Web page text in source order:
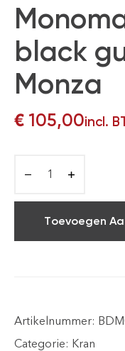
black
Monza
€ 105,00incl.
Toevoegen
Artikelnummer:
Categorie: Kran